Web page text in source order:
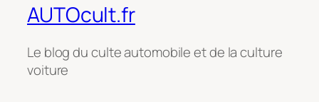
AUTOcult.fr
Le blog du culte automobile et de la culture
voiture